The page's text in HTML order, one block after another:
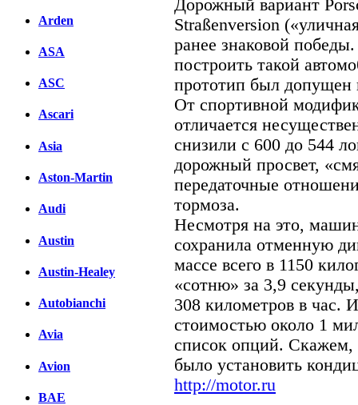
Arden
ASA
ASC
Ascari
Asia
Aston-Martin
Audi
Austin
Austin-Healey
Autobianchi
Avia
Avion
BAE
Дорожный вариант
Straßenversion
ранее знаковой
построить такой
прототип был допущен
От спортивной
отличается
снизили с 600 до 544
дорожный просвет,
передаточные
тормоза.
Несмотря на это,
сохранила отменную
массе всего в 1150
«сотню» за 3,9
308 километров в час.
стоимостью около 1
список опций. Скажем,
было установить
http://motor.ru